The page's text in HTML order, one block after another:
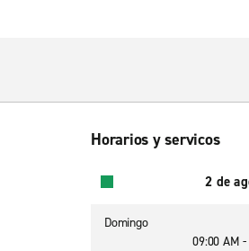
Horarios y servicos
2 de
Domingo
09:00 AM